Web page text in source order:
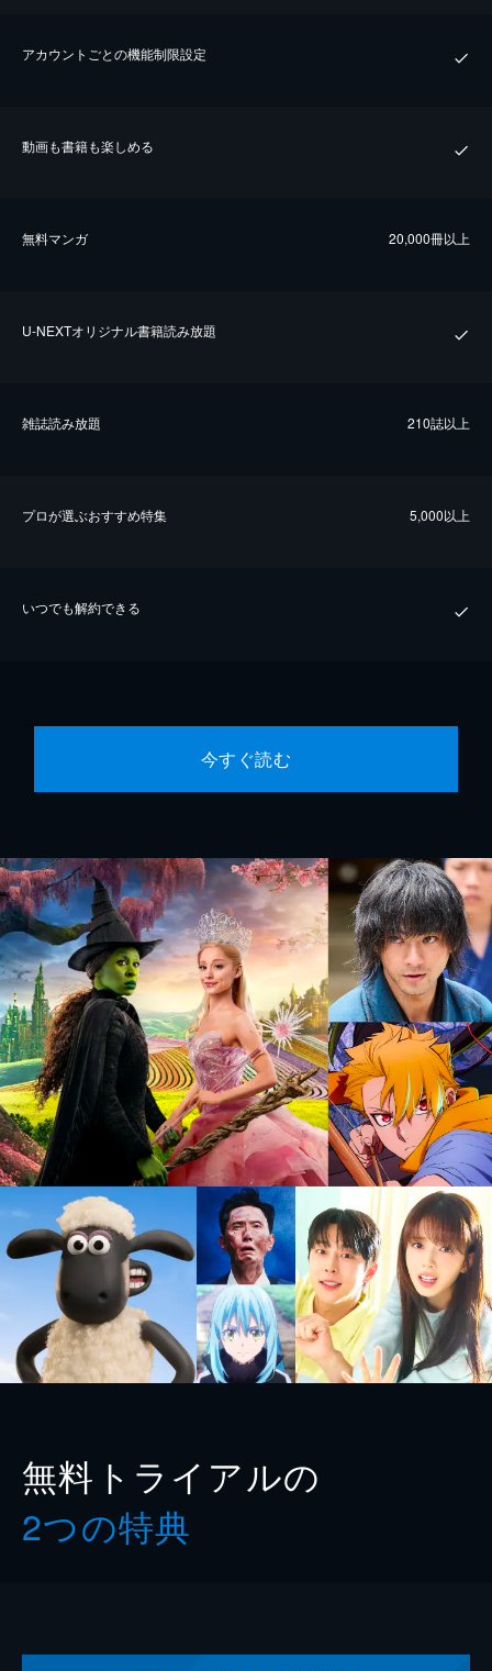
アカウントごとの機能制限設定
動画も書籍も楽しめる
無料マンガ 20,000冊以上
U-NEXTオリジナル書籍読み放題
雑誌読み放題 210誌以上
プロが選ぶおすすめ特集 5,000以上
いつでも解約できる
今すぐ読む
無料トライアルの
2つの特典